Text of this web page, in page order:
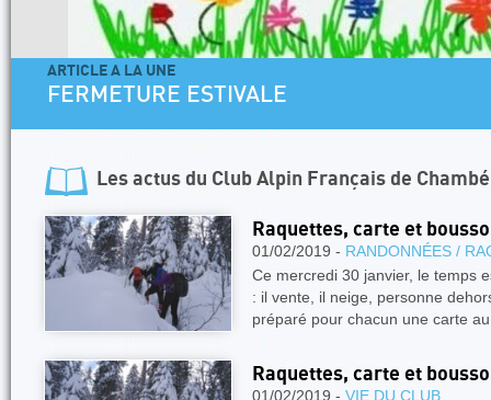
ARTICLE A LA UNE
FERMETURE ESTIVALE
Les actus du Club Alpin Français de
Raquettes, carte et
01/02/2019 - RANDONNÉES /
Ce mercredi 30 janvier, le temps
: il vente, il neige, personne
préparé pour chacun une carte
Raquettes, carte et
01/02/2019 - VIE DU CLUB